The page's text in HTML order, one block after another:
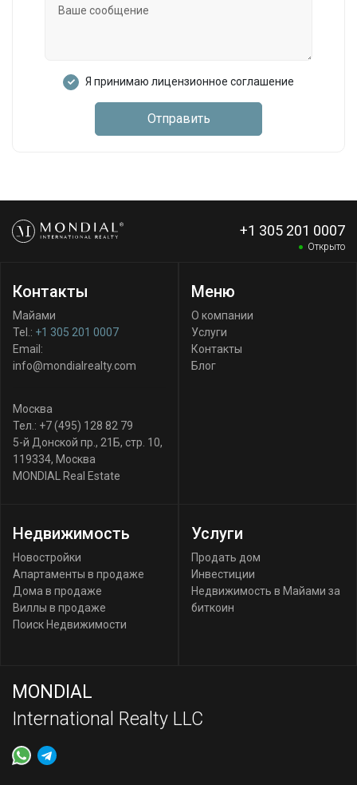
Я принимаю лицензионное соглашение
Отправить
+1 305 201 0007
Открыто
Контакты
Майами
Tel.: +1 305 201 0007
Email:
info@mondialrealty.com
Москва
Тел.: +7 (495) 128 82 79
5-й Донской пр., 21Б, стр. 10,
119334, Москва
MONDIAL Real Estate
Меню
О компании
Услуги
Контакты
Блог
Недвижимость
Новостройки
Апартаменты в продаже
Дома в продаже
Виллы в продаже
Поиск Недвижимости
Услуги
Продать дом
Инвестиции
Недвижимость в Майами за
биткоин
MONDIAL
International Realty LLC